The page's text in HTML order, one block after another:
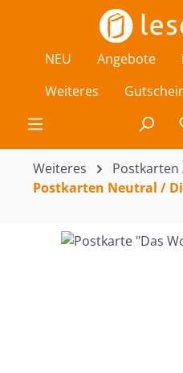
Zum Hauptinhalt springen
NEU Angebote
Weiteres
Weiteres
Postkarten
Postkarten Neutral /
Bildergalerie überspringen